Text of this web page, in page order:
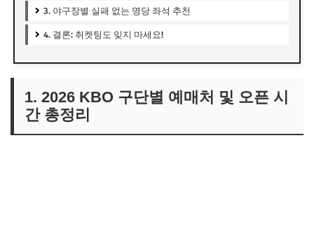
3. 야구장별 실패 없는 명당 좌석 추천
4. 결론: 취켓팅도 잊지 마세요!
1. 2026 KBO 구단별 예매처 및 오픈 시
간 총정리